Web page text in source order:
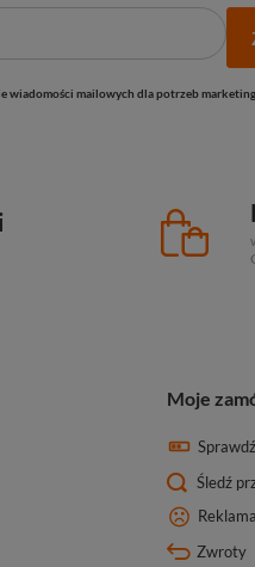
wiadomości mailowych dla potrzeb
Moje
Śledź
Zwroty